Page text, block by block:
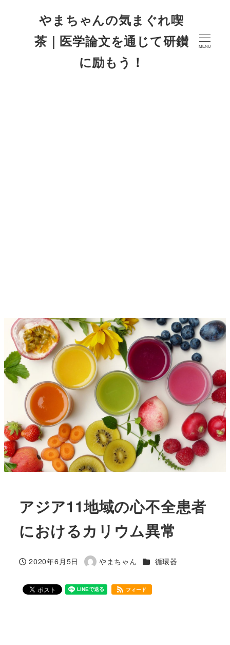
やまちゃんの気まぐれ喫
茶｜医学論文を通じて研鑚
に励もう！
MENU
アジア11地域の心不全患者
におけるカリウム異常
投稿日
2020年6月5日
著
やまちゃん カテゴリー
循環器
フィード